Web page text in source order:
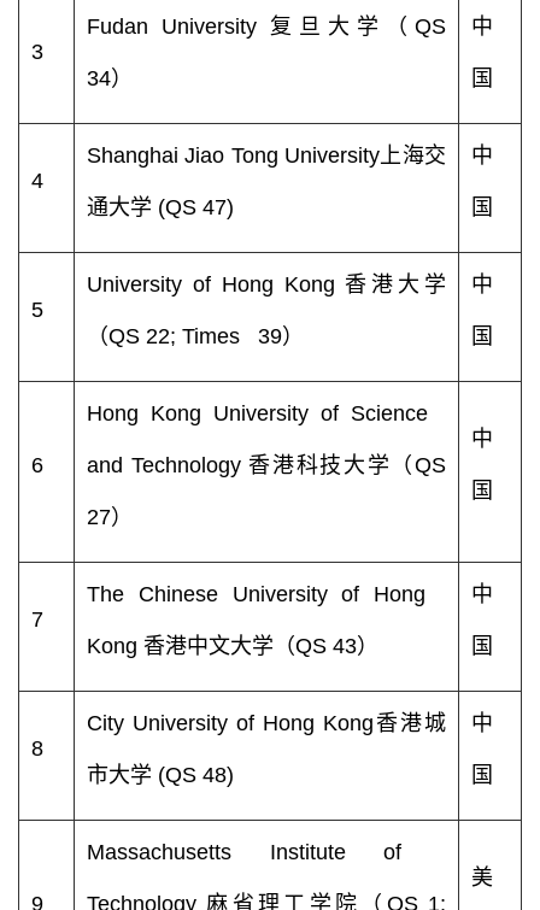
3
Fudan University 复旦大学（QS
34）
中
国
4
Shanghai Jiao Tong University上海交
通大学 (QS 47)
中
国
5
University of Hong Kong 香港大学
（QS 22; Times 39）
中
国
6
Hong Kong University of Science
and Technology 香港科技大学（QS
27）
中
国
7
The Chinese University of Hong
Kong 香港中文大学（QS 43）
中
国
8
City University of Hong Kong香港城
市大学 (QS 48)
中
国
9
Massachusetts Institute of
Technology 麻省理工学院（QS 1;
美